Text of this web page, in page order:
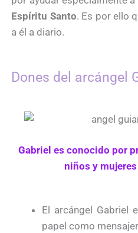
Espíritu Santo. Es por ello
a él a diario.
Dones del arcángel
Gabriel es conocido por
niños y
El arcángel Gabriel
papel como